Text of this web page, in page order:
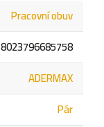
Pracovní obuv
8023796685758
ADERMAX
Pár